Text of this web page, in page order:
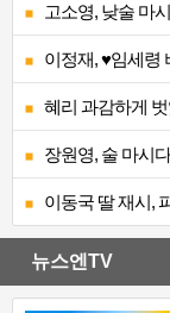
고소영, 낮술 마
이정재, ♥임세령
혜리 과감하게
장원영, 술 마시
이동국 딸 재시,
뉴스엔TV